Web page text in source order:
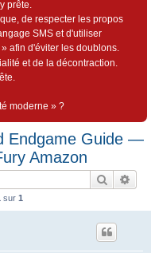
prête.
de respecter les propos
SMS et d'utiliser
» afin d'éviter les doublons.
et de la décontraction.
moderne » ?
Endgame Guide —
Amazon
sur 1